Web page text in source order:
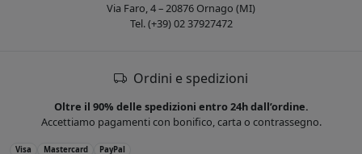
Via Faro, 4 – 20876 Ornago (MI)
Tel. (+39) 02 37927472
Ordini e spedizioni
Oltre il 90% delle spedizioni entro 24h dall’ordine.
Accettiamo pagamenti con bonifico, carta o contrassegno.
Visa Mastercard PayPal